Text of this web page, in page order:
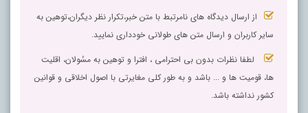
از ارسال دیدگاه های نامرتبط با متن خبر،تکرار نظر دیگران،توهین به
سایر کاربران و ارسال متن های طولانی خودداری نمایید.
لطفا نظرات بدون بی احترامی ، افترا و توهین به مسٔولان، اقلیت
ها، قومیت ها و ... باشد و به طور کلی مغایرتی با اصول اخلاقی و قوانین
کشور نداشته باشد.